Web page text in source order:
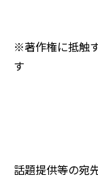
※著作権に抵触
す
話題提供等の宛